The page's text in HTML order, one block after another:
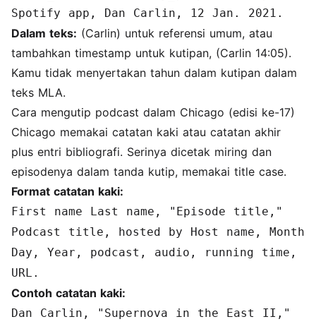
Spotify app, Dan Carlin, 12 Jan. 2021.
Dalam teks: (Carlin) untuk referensi umum, atau
tambahkan timestamp untuk kutipan, (Carlin 14:05).
Kamu tidak menyertakan tahun dalam kutipan dalam
teks MLA.
Cara mengutip podcast dalam Chicago (edisi ke-17)
Chicago memakai catatan kaki atau catatan akhir
plus entri bibliografi. Serinya dicetak miring dan
episodenya dalam tanda kutip, memakai title case.
Format catatan kaki:
First name Last name, "Episode title,"
Podcast title, hosted by Host name, Month
Day, Year, podcast, audio, running time,
URL.
Contoh catatan kaki:
Dan Carlin, "Supernova in the East II,"